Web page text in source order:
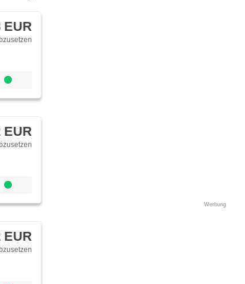
EUR
EUR
EUR
Werbung